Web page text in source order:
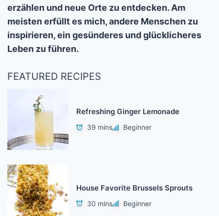
erzählen und neue Orte zu entdecken. Am
meisten erfüllt es mich, andere Menschen zu
inspirieren, ein gesünderes und glücklicheres
Leben zu führen.
FEATURED RECIPES
Refreshing Ginger Lemonade
39 mins Beginner
House Favorite Brussels Sprouts
30 mins Beginner